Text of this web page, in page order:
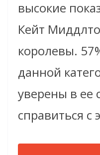
высокие
Кейт
королевы.
данной
уверены в ее
справиться с